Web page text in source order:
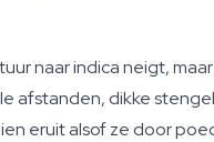
naar indica neigt,
afstanden, dikke
eruit alsof ze door